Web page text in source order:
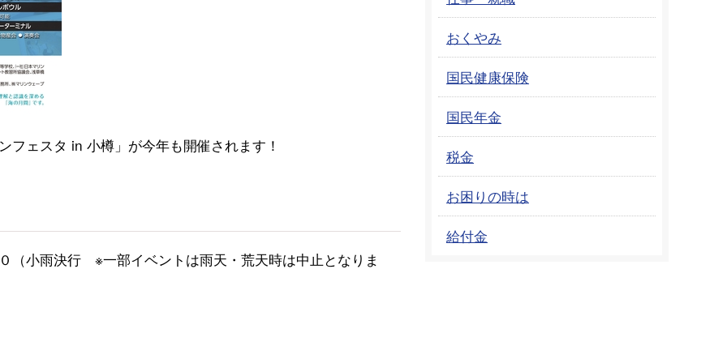
ェスタ in 小樽」が今年も開催されます！
（小雨決行 ※一部イベントは雨天・荒天時は中止となりま
おくやみ
国民健康保険
国民年金
税金
お困りの時は
給付金